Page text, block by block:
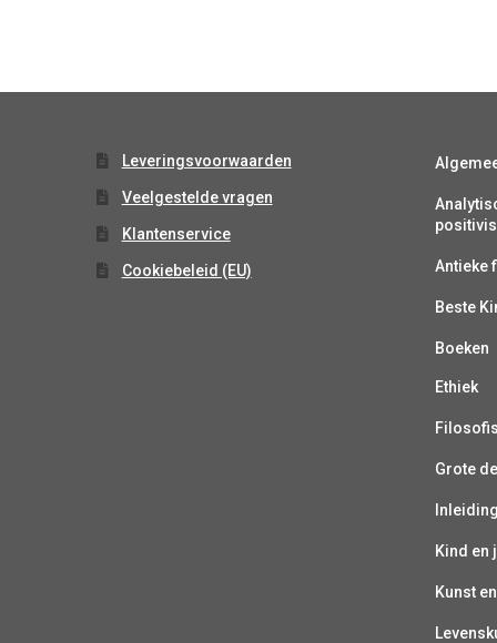
Leveringsvoorwaarden
Veelgestelde vragen
Klantenservice
Cookiebeleid (EU) Antieke
Beste
Boeken
Ethiek
Grote
Kind en
Kunst